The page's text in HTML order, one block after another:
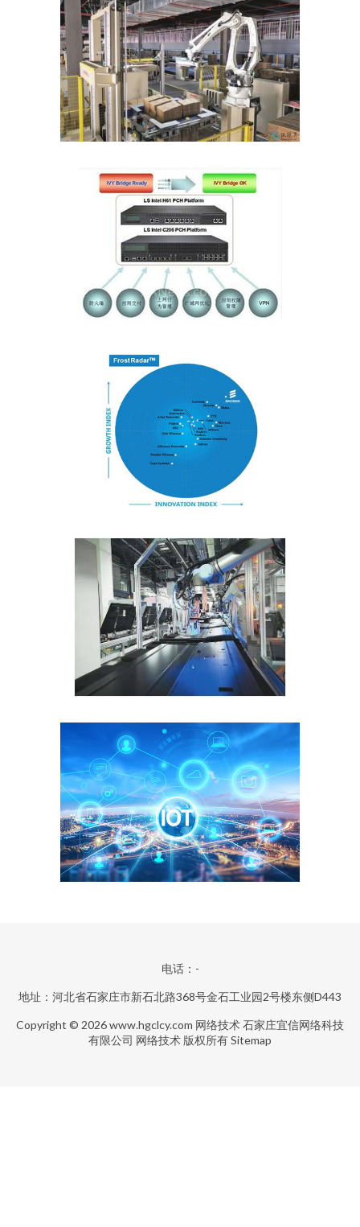
电话：-
地址：河北省石家庄市新石北路368号金石工业园2号楼东侧D443
Copyright © 2026www.hgclcy.com 网络技术石家庄宜信网络科技
有限公司 网络技术 版权所有Sitemap